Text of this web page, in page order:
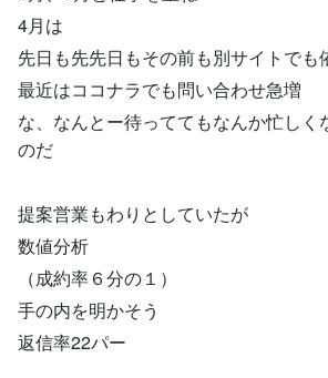
4月は
先日も先先日もその前も別サイトでも
最近はココナラでも問い合わせ急増
な、なんとー待っててもなんか忙しく
のだ
提案営業もわりとしていたが
数値分析
（成約率６分の１）
手の内を明かそう
返信率22パー